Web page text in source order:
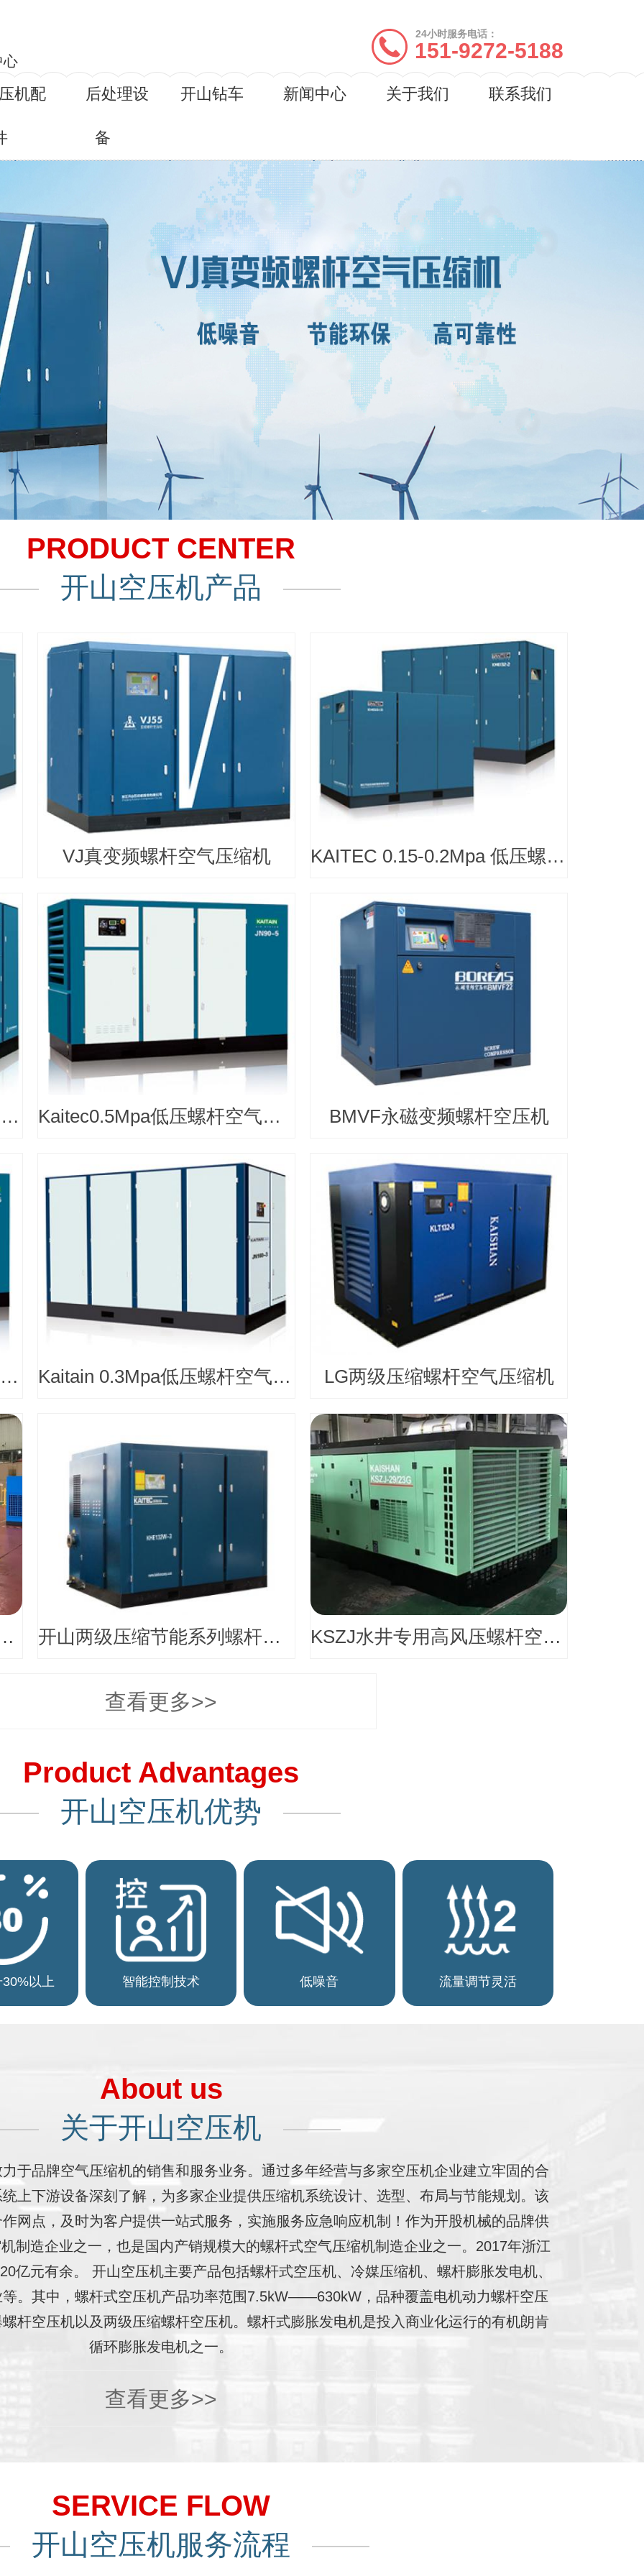
心
24小时服务电话：
151-9272-5188
机配 后处理设
备
开山钻车 新闻中心 关于我们 联系我们
PRODUCT CENTER
开山空压机产品
VJ真变频螺杆空气压缩机 KAITEC 0.15-0.2Mpa 低压螺杆空气压缩机
KAITEC高压电动螺杆空气压缩机 Kaitec0.5Mpa低压螺杆空气压缩机 BMVF永磁变频螺杆空压机
Kaitain 0.5Mpa低压螺杆空气压缩机 Kaitain 0.3Mpa低压螺杆空气压缩机 LG两级压缩螺杆空气压缩机
定螺杆空气压缩机 开山两级压缩节能系列螺杆空气压缩机 KSZJ水井专用高风压螺杆空压机
查看更多>>
Product Advantages
开山空压机优势
以上 智能控制技术 低噪音 流量调节灵活
About us
关于开山空压机
于品牌空气压缩机的销售和服务业务。通过多年经营与多家空压机企业建立牢固的合
上下游设备深刻了解，为多家企业提供压缩机系统设计、选型、布局与节能规划。该
网点，及时为客户提供一站式服务，实施服务应急响应机制！作为开股机械的品牌供
制造企业之一，也是国内产销规模大的螺杆式空气压缩机制造企业之一。2017年浙江
亿元有余。 开山空压机主要产品包括螺杆式空压机、冷媒压缩机、螺杆膨胀发电机、
。其中，螺杆式空压机产品功率范围7.5kW——630kW，品种覆盖电机动力螺杆空压
杆空压机以及两级压缩螺杆空压机。螺杆式膨胀发电机是投入商业化运行的有机朗肯
循环膨胀发电机之一。
查看更多>>
SERVICE FLOW
开山空压机服务流程